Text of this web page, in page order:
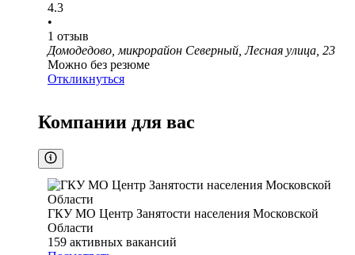
4.3
•
1 отзыв
Домодедово, микрорайон Северный, Лесная улица, 23
Можно без резюме
Откликнуться
Компании для вас
ГКУ МО Центр Занятости населения Московской
Области
159 активных вакансий